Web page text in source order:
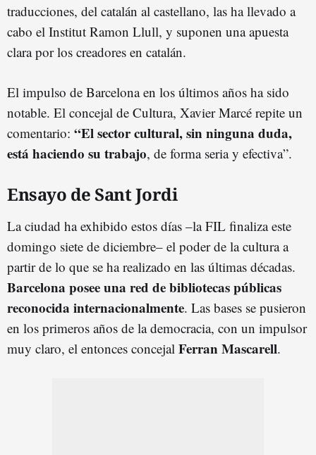
traducciones, del catalán al castellano, las ha llevado a
cabo el Institut Ramon Llull, y suponen una apuesta
clara por los creadores en catalán.
El impulso de Barcelona en los últimos años ha sido
notable. El concejal de Cultura, Xavier Marcé repite un
comentario: “El sector cultural, sin ninguna duda,
está haciendo su trabajo, de forma seria y efectiva”.
Ensayo de Sant Jordi
La ciudad ha exhibido estos días –la FIL finaliza este
domingo siete de diciembre– el poder de la cultura a
partir de lo que se ha realizado en las últimas décadas.
Barcelona posee una red de bibliotecas públicas
reconocida internacionalmente. Las bases se pusieron
en los primeros años de la democracia, con un impulsor
muy claro, el entonces concejal Ferran Mascarell.